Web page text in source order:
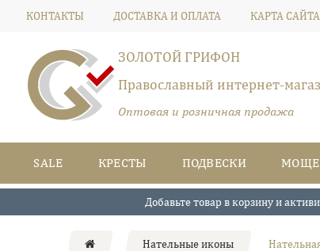
КОНТАКТЫ ДОСТАВКА И ОПЛАТА КАРТА САЙТА
ЗОЛОТОЙ ГРИФОН
Православный интернет-
Оптовая и розничная продажа
SALE КРЕСТЫ ПОДВЕСКИ
Добавьте товар в корзину и
Нательные иконы